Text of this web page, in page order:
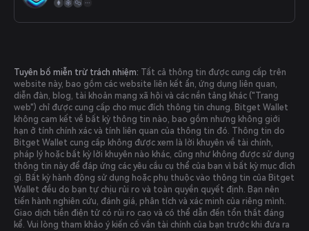
Tuyên bố miễn trừ trách nhiệm:
Tất cả thông tin được cung cấp trên
website này, bao gồm các website liên kết ẩn, ứng dụng liên quan,
diễn đàn, blog, tài khoản mạng xã hội và các nền tảng khác ("Trang
web") chỉ được cung cấp cho mục đích thông tin chung. Bitget Wallet
không cam kết về bất kỳ thông tin nào, bao gồm nhưng không giới
hạn ở tính chính xác và tính liên quan của thông tin đó. Thông tin do
Bitget Wallet cung cấp không được xem là lời khuyên về tài chính,
pháp lý hoặc bất kỳ lời khuyên nào khác, cũng như không được sử dụng
thông tin này để đáp ứng các yêu cầu cụ thể của bạn vì bất kỳ mục đích
gì. Bất kỳ hành động sử dụng hoặc phụ thuộc vào thông tin của Bitget
Wallet đều do bạn tự chịu rủi ro và toàn quyền quyết định. Bạn nên
tiến hành nghiên cứu, đánh giá, phân tích và xác minh của riêng mình.
Giao dịch tiền điện tử có rủi ro cao và có thể dẫn đến tổn thất đáng
kể. Vui lòng tham khảo ý kiến cố vấn tài chính của bạn trước khi đưa ra